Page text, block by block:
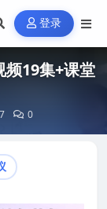
登录
频19集+课堂
0